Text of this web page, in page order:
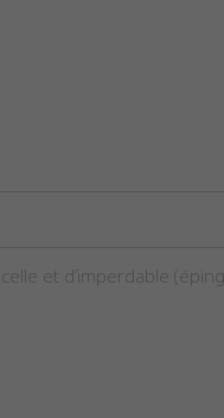
et d’imperdable